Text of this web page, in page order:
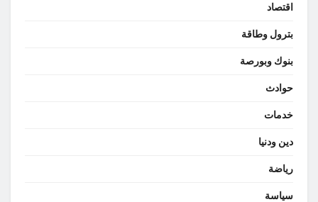
اقتصاد
بترول وطاقة
بنوك وبورصة
حوادث
خدمات
دين ودنيا
رياضة
سياسة